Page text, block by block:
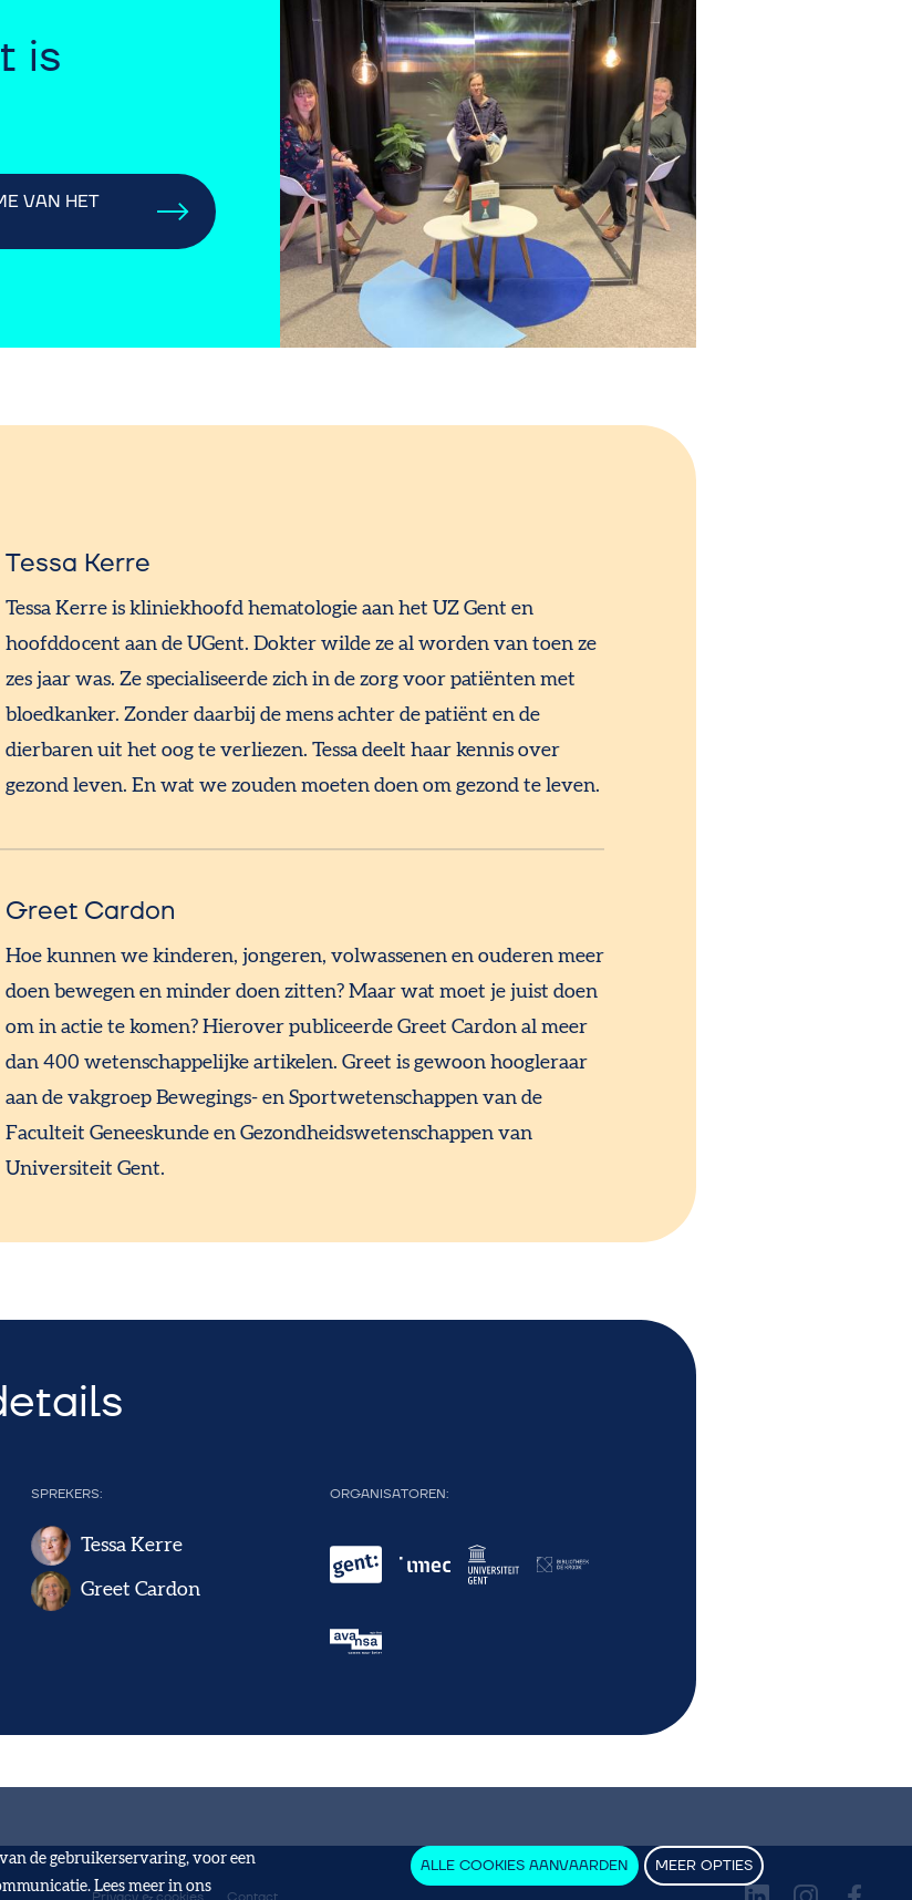
is
VAN HET
Tessa Kerre
Tessa Kerre is kliniekhoofd hematologie aan het UZ Gent en
hoofddocent aan de UGent. Dokter wilde ze al worden van toen ze
zes jaar was. Ze specialiseerde zich in de zorg voor patiënten met
bloedkanker. Zonder daarbij de mens achter de patiënt en de
dierbaren uit het oog te verliezen. Tessa deelt haar kennis over
gezond leven. En wat we zouden moeten doen om gezond te leven.
Greet Cardon
Hoe kunnen we kinderen, jongeren, volwassenen en ouderen meer
doen bewegen en minder doen zitten? Maar wat moet je juist doen
om in actie te komen? Hierover publiceerde Greet Cardon al meer
dan 400 wetenschappelijke artikelen. Greet is gewoon hoogleraar
aan de vakgroep Bewegings- en Sportwetenschappen van de
Faculteit Geneeskunde en Gezondheidswetenschappen van
Universiteit Gent.
SPREKERS
Tessa Kerre
Greet Cardon
ORGANISATOREN
de gebruikerservaring, voor een
Lees meer in ons
ALLE COOKIES AANVAARDEN MEER OPTIES